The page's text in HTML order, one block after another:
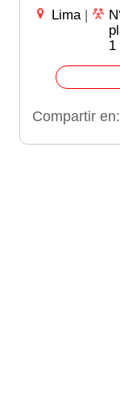
Lima
1
Compartir en: